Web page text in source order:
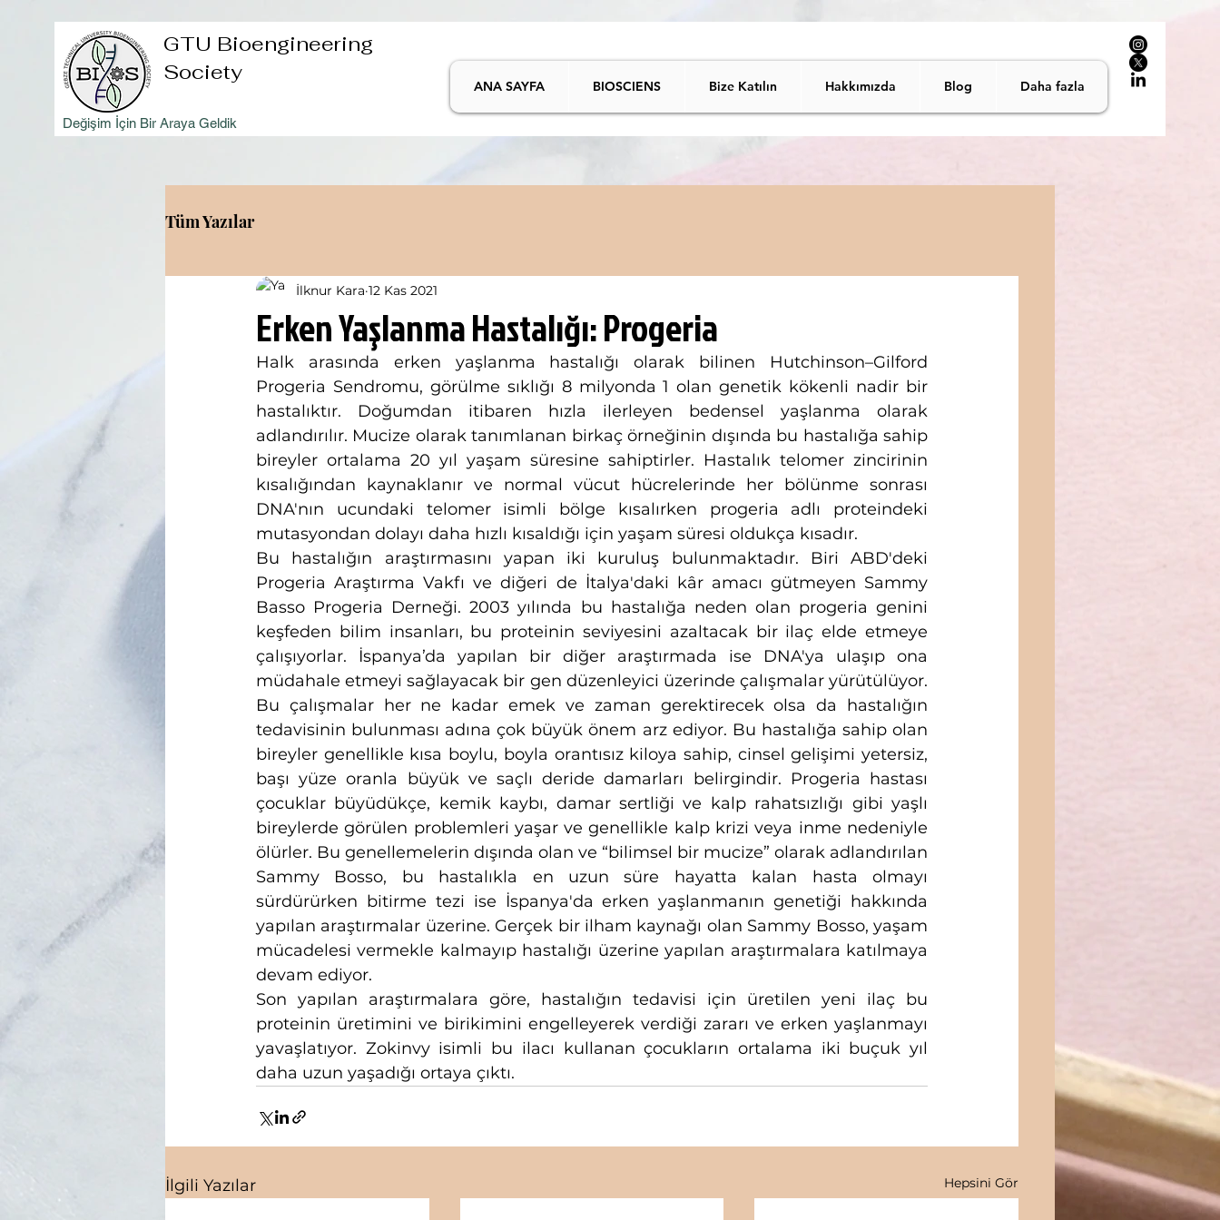
GTU Bioengineering
Society
Değişim İçin Bir Araya Geldik
ANA SAYFA BIOSCIENS Bize Katılın Hakkımızda Blog Daha fazla
Tüm Yazılar
Erken Yaşlanma Hastalığı: Progeria
İlknur Kara 12 Kas 2021
Halk arasında erken yaşlanma hastalığı olarak bilinen Hutchinson–Gilford
Progeria Sendromu, görülme sıklığı 8 milyonda 1 olan genetik kökenli nadir bir
hastalıktır. Doğumdan itibaren hızla ilerleyen bedensel yaşlanma olarak
adlandırılır. Mucize olarak tanımlanan birkaç örneğinin dışında bu hastalığa sahip
bireyler ortalama 20 yıl yaşam süresine sahiptirler. Hastalık telomer zincirinin
kısalığından kaynaklanır ve normal vücut hücrelerinde her bölünme sonrası
DNA'nın ucundaki telomer isimli bölge kısalırken progeria adlı proteindeki
mutasyondan dolayı daha hızlı kısaldığı için yaşam süresi oldukça kısadır.
Bu hastalığın araştırmasını yapan iki kuruluş bulunmaktadır. Biri ABD'deki
Progeria Araştırma Vakfı ve diğeri de İtalya'daki kâr amacı gütmeyen Sammy
Basso Progeria Derneği. 2003 yılında bu hastalığa neden olan progeria genini
keşfeden bilim insanları, bu proteinin seviyesini azaltacak bir ilaç elde etmeye
çalışıyorlar. İspanya’da yapılan bir diğer araştırmada ise DNA'ya ulaşıp ona
müdahale etmeyi sağlayacak bir gen düzenleyici üzerinde çalışmalar yürütülüyor.
Bu çalışmalar her ne kadar emek ve zaman gerektirecek olsa da hastalığın
tedavisinin bulunması adına çok büyük önem arz ediyor. Bu hastalığa sahip olan
bireyler genellikle kısa boylu, boyla orantısız kiloya sahip, cinsel gelişimi yetersiz,
başı yüze oranla büyük ve saçlı deride damarları belirgindir. Progeria hastası
çocuklar büyüdükçe, kemik kaybı, damar sertliği ve kalp rahatsızlığı gibi yaşlı
bireylerde görülen problemleri yaşar ve genellikle kalp krizi veya inme nedeniyle
ölürler. Bu genellemelerin dışında olan ve “bilimsel bir mucize” olarak adlandırılan
Sammy Bosso, bu hastalıkla en uzun süre hayatta kalan hasta olmayı
sürdürürken bitirme tezi ise İspanya'da erken yaşlanmanın genetiği hakkında
yapılan araştırmalar üzerine. Gerçek bir ilham kaynağı olan Sammy Bosso, yaşam
mücadelesi vermekle kalmayıp hastalığı üzerine yapılan araştırmalara katılmaya
devam ediyor.
Son yapılan araştırmalara göre, hastalığın tedavisi için üretilen yeni ilaç bu
proteinin üretimini ve birikimini engelleyerek verdiği zararı ve erken yaşlanmayı
yavaşlatıyor. Zokinvy isimli bu ilacı kullanan çocukların ortalama iki buçuk yıl
daha uzun yaşadığı ortaya çıktı.
İlgili Yazılar Hepsini Gör